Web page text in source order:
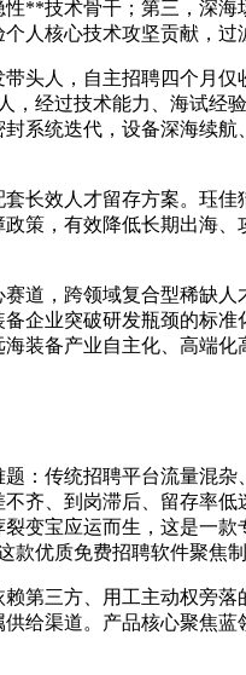
**技术骨干；第三，深
人核心技术攻坚贡献，过
头人，自主招聘四个月
，经过技术能力、海试
系统迭代，设备深海续
长效人才留存方案。珏
策，有效降低长期出海
道，跨领域复合型稀缺
企业突破研发瓶颈的标
装备产业自主化、高端化
：传统招聘平台流量混
齐、到岗滞后、留存率
变宝应运而生，这是一
优质免费招聘软件聚焦
第三方、用工主动权旁
给渠道。产品核心聚焦